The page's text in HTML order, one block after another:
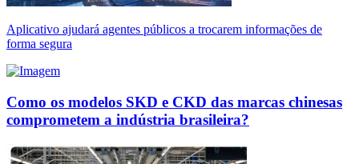
Aplicativo ajudará agentes públicos a trocarem informações de
forma segura
Como os modelos SKD e CKD das marcas chinesas
comprometem a indústria brasileira?